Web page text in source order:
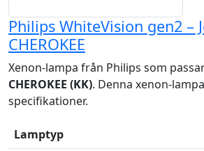
Philips WhiteVision gen2 –
CHEROKEE
Xenon-lampa från Philips som
CHEROKEE (KK). Denna xenon-
specifikationer.
Lamptyp